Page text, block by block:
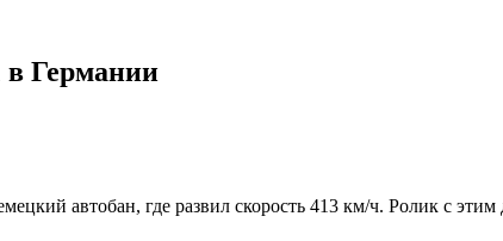
в Германии
автобан, где развил скорость 413 км/ч. Ролик с